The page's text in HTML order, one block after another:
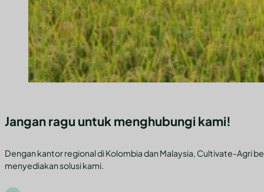
Jangan ragu untuk menghubungi kami!
Dengan kantor regional di Kolombia dan Malaysia, Cultivate-Agri
menyediakan solusi kami.
Ikuti kami di Facebook
Ikuti kami di Instagram
Ikuti kami di YouTube
Ikuti kami di YouTube